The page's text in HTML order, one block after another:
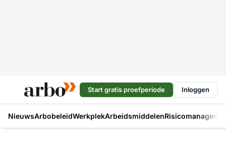
Start gratis proefperiode Inloggen
NieuwsArbobeleidWerkplekArbeidsmiddelen